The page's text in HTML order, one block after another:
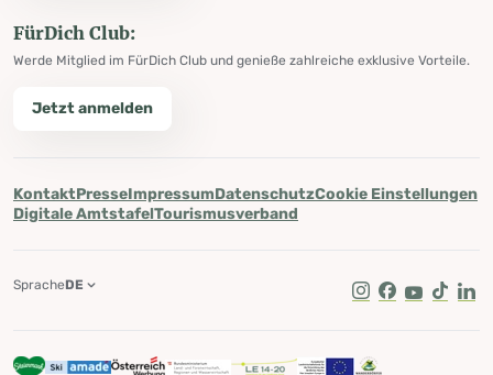
FürDich Club:
Werde Mitglied im FürDich Club und genieße zahlreiche exklusive Vorteile.
Jetzt anmelden
KontaktPresseImpressumDatenschutzCookie Einstellungen
Digitale AmtstafelTourismusverband
Instagram
Facebook
Youtube
Tik Tok
SpracheDE